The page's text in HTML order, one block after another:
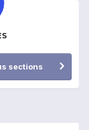
sections